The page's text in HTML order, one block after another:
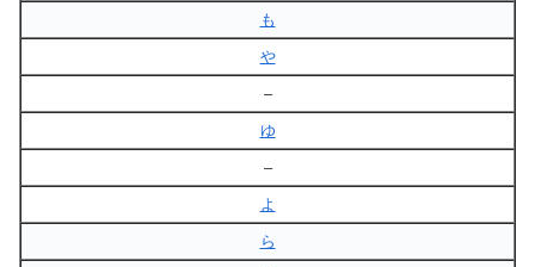
も
や
–
ゆ
–
よ
ら